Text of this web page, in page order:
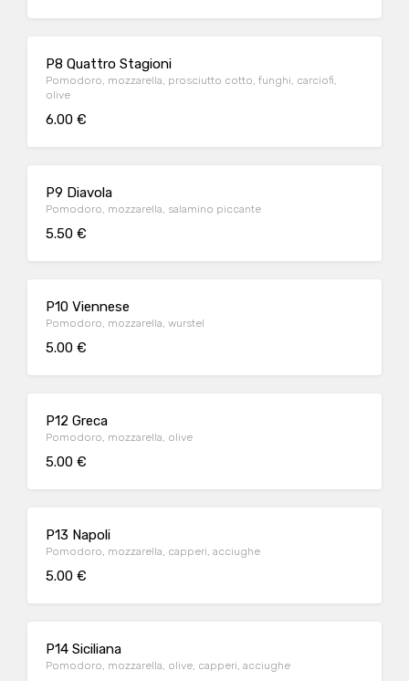
P8 Quattro Stagioni
Pomodoro, mozzarella, prosciutto cotto, funghi, carciofi,
olive
6.00 €
P9 Diavola
Pomodoro, mozzarella, salamino piccante
5.50 €
P10 Viennese
Pomodoro, mozzarella, wurstel
5.00 €
P12 Greca
Pomodoro, mozzarella, olive
5.00 €
P13 Napoli
Pomodoro, mozzarella, capperi, acciughe
5.00 €
P14 Siciliana
Pomodoro, mozzarella, olive, capperi, acciughe